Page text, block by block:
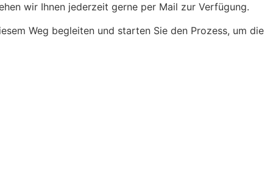
wir Ihnen jederzeit gerne per Mail zur Verfügung.
Weg begleiten und starten Sie den Prozess, um die